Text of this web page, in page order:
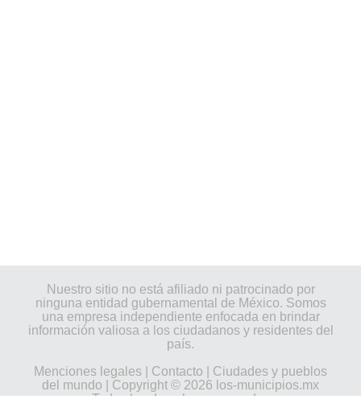
Nuestro sitio no está afiliado ni patrocinado por
ninguna entidad gubernamental de México. Somos
una empresa independiente enfocada en brindar
información valiosa a los ciudadanos y residentes del
país.
Menciones legales
Contacto
Ciudades y pueblos
del mundo | Copyright © 2026 los-municipios.mx
Todos los derechos reservados